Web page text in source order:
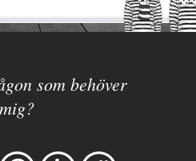
som behöver
mig?